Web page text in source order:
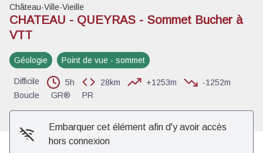
Voir l'image en plein écran
Château-Ville-Vieille
CHATEAU - QUEYRAS - Sommet Bucher à
VTT
Géologie Point de vue - sommet
Difficile 5h 28km +1253m
-1252m
Boucle
GR® PR
Embarquer cet élément afin d'y avoir accès
hors connexion